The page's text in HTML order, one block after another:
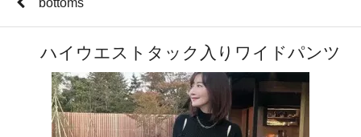
bottoms
ハイウエストタック入りワイドパンツ